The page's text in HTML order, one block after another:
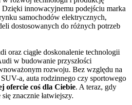
innowacyjnemu podejściu marka
samochodów elektrycznych,
dostosowanych do różnych potrzeb
oraz ciągłe doskonalenie technologii
w budowanie przyszłości
rozwoju. Bez względu na
a, auta rodzinnego czy sportowego
ofercie coś dla Ciebie. A teraz, gdy
znacznie łatwiejszy.